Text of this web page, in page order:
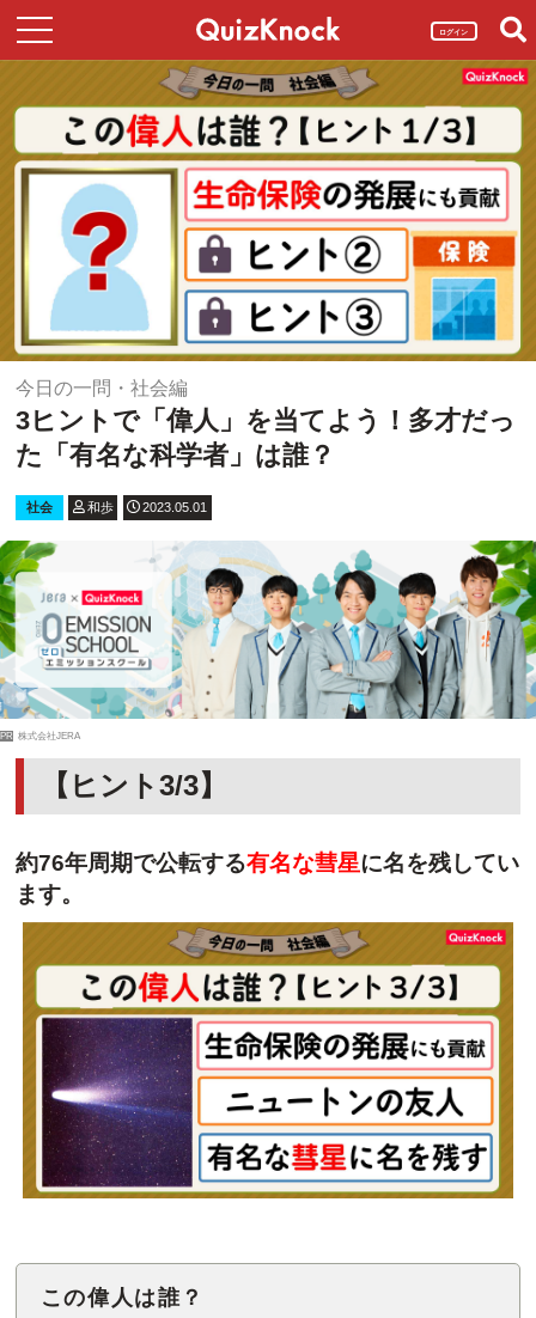
ログイン
今日の一問・社会編
3ヒントで「偉人」を当てよう！多才だっ
た「有名な科学者」は誰？
社会 和歩 2023.05.01
PR 株式会社JERA
【ヒント3/3】
約76年周期で公転する有名な彗星に名を残してい
ます。